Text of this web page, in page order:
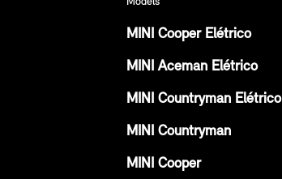
MINI Cooper Elétrico
MINI Aceman Elétrico
MINI Countryman Elétrico
MINI Countryman
MINI Cooper